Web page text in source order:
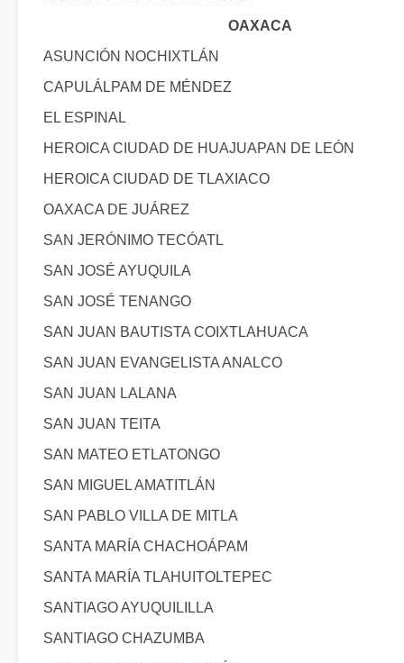
OAXACA
ASUNCIÓN NOCHIXTLÁN
CAPULÁLPAM DE MÉNDEZ
EL ESPINAL
HEROICA CIUDAD DE HUAJUAPAN DE LEÓN
HEROICA CIUDAD DE TLAXIACO
OAXACA DE JUÁREZ
SAN JERÓNIMO TECÓATL
SAN JOSÉ AYUQUILA
SAN JOSÉ TENANGO
SAN JUAN BAUTISTA COIXTLAHUACA
SAN JUAN EVANGELISTA ANALCO
SAN JUAN LALANA
SAN JUAN TEITA
SAN MATEO ETLATONGO
SAN MIGUEL AMATITLÁN
SAN PABLO VILLA DE MITLA
SANTA MARÍA CHACHOÁPAM
SANTA MARÍA TLAHUITOLTEPEC
SANTIAGO AYUQUILILLA
SANTIAGO CHAZUMBA